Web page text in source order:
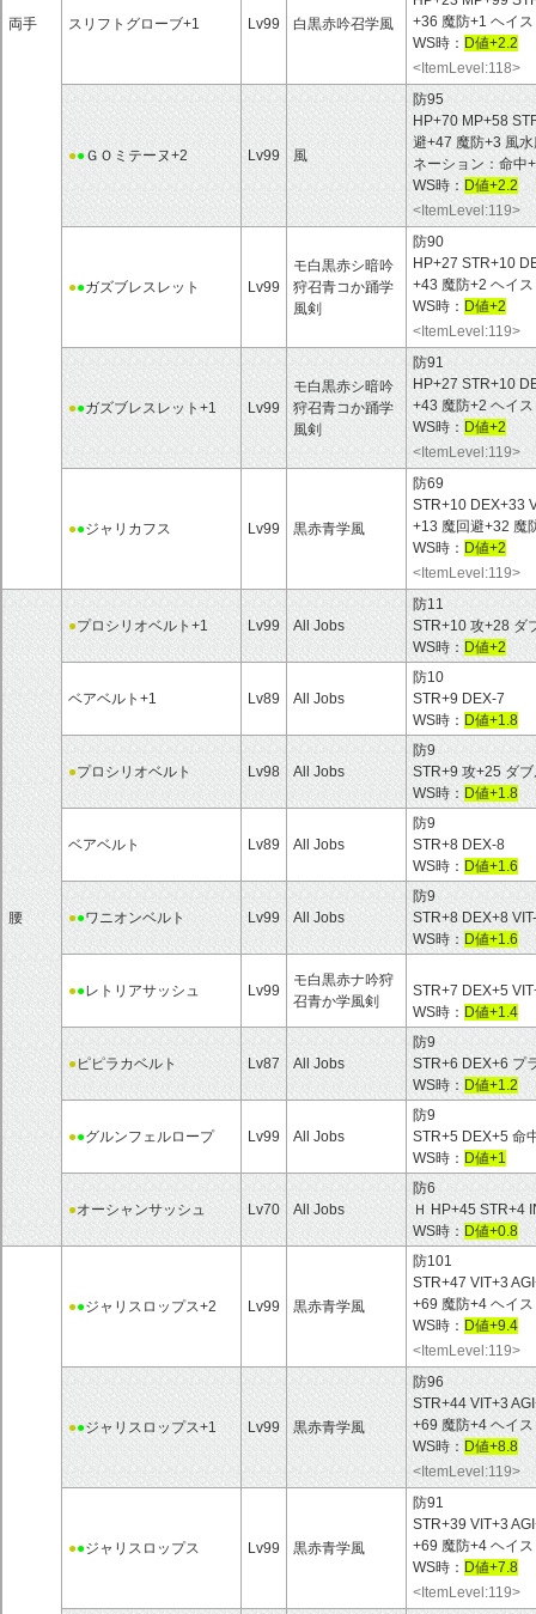
両手 スリフトグローブ+1 Lv99 白黒赤吟召学風
+36 魔防+1 ヘイ
WS時： D値+2.2
<ItemLevel:118>
●●ＧＯミテーヌ+2 Lv99 風
防95
HP+70 MP+58
避+47 魔防+3 風
ネーション：命中
WS時： D値+2.2
<ItemLevel:119>
●●ガズブレスレット Lv99
モ白黒赤シ暗吟
狩召青コか踊学
風剣
防90
HP+27 STR+10
+43 魔防+2 ヘイ
WS時： D値+2
<ItemLevel:119>
●●ガズブレスレット+1 Lv99
モ白黒赤シ暗吟
狩召青コか踊学
風剣
防91
HP+27 STR+10
+43 魔防+2 ヘイ
WS時： D値+2
<ItemLevel:119>
●●ジャリカフス Lv99 黒赤青学風
防69
STR+10 DEX+33
+13 魔回避+32 魔
WS時： D値+2
<ItemLevel:119>
腰
●プロシリオベルト+1 Lv99 All Jobs
防11
STR+10 攻+28 ダ
WS時： D値+2
ベアベルト+1 Lv89 All Jobs
防10
STR+9 DEX-7
WS時： D値+1.8
●プロシリオベルト Lv98 All Jobs
防9
STR+9 攻+25 ダ
WS時： D値+1.8
ベアベルト Lv89 All Jobs
防9
STR+8 DEX-8
WS時： D値+1.6
●●ワニオンベルト Lv99 All Jobs
防9
STR+8 DEX+8
WS時： D値+1.6
●●レトリアサッシュ Lv99
モ白黒赤ナ吟狩
召青か学風剣
STR+7 DEX+5
WS時： D値+1.4
●ピピラカベルト Lv87 All Jobs
防9
STR+6 DEX+6 プ
WS時： D値+1.2
●●グルンフェルロープ Lv99 All Jobs
防9
STR+5 DEX+5 命
WS時： D値+1
●オーシャンサッシュ Lv70 All Jobs
防6
Ｈ HP+45 STR+4
WS時： D値+0.8
●●ジャリスロップス+2 Lv99 黒赤青学風
防101
STR+47 VIT+3
+69 魔防+4 ヘイ
WS時： D値+9.4
<ItemLevel:119>
●●ジャリスロップス+1 Lv99 黒赤青学風
防96
STR+44 VIT+3
+69 魔防+4 ヘイ
WS時： D値+8.8
<ItemLevel:119>
●●ジャリスロップス Lv99 黒赤青学風
防91
STR+39 VIT+3
+69 魔防+4 ヘイ
WS時： D値+7.8
<ItemLevel:119>